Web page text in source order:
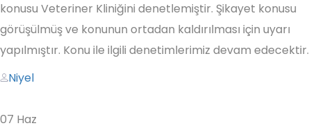
konusu Veteriner Kliniğini denetlemiştir. Şikayet konusu
görüşülmüş ve konunun ortadan kaldırılması için uyarı
yapılmıştır. Konu ile ilgili denetimlerimiz devam edecektir.
Author
Niyel
07 Haz